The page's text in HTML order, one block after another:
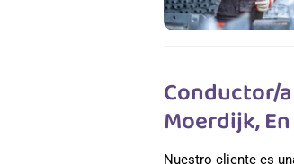
Conductor/
Moerdijk,
Nuestro cliente es